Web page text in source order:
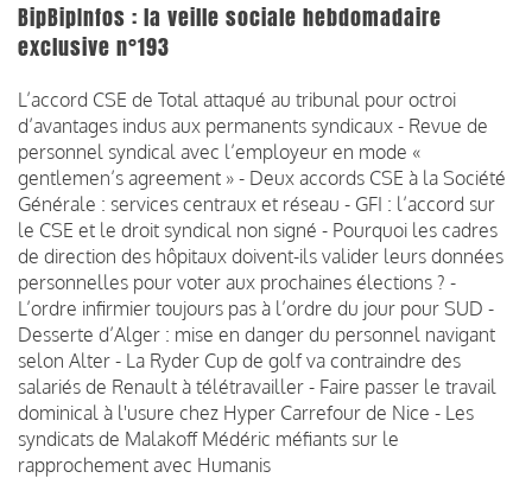
BipBipInfos : la veille sociale hebdomadaire
exclusive n°193
L’accord CSE de Total attaqué au tribunal pour octroi
d’avantages indus aux permanents syndicaux - Revue de
personnel syndical avec l’employeur en mode «
gentlemen’s agreement » - Deux accords CSE à la Société
Générale : services centraux et réseau - GFI : l’accord sur
le CSE et le droit syndical non signé - Pourquoi les cadres
de direction des hôpitaux doivent-ils valider leurs données
personnelles pour voter aux prochaines élections ? -
L’ordre infirmier toujours pas à l’ordre du jour pour SUD -
Desserte d’Alger : mise en danger du personnel navigant
selon Alter - La Ryder Cup de golf va contraindre des
salariés de Renault à télétravailler - Faire passer le travail
dominical à l'usure chez Hyper Carrefour de Nice - Les
syndicats de Malakoff Médéric méfiants sur le
rapprochement avec Humanis